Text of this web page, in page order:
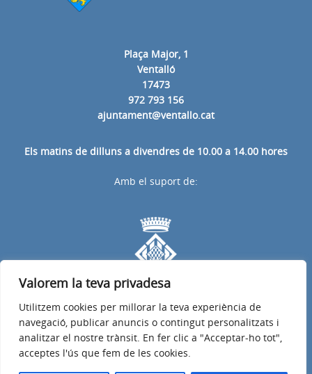
Valorem la teva privadesa
Utilitzem cookies per millorar la teva experiència de
navegació, publicar anuncis o contingut personalitzats i
analitzar el nostre trànsit. En fer clic a "Acceptar-ho tot",
acceptes l'ús que fem de les cookies.
Plaça Major, 1
Ventalló
17473
972 793 156
ajuntament@ventallo.cat
Els matins de dilluns a divendres de 10.00 a 14.00 hores
Avís legal Política de privacitat
Amb el suport de: